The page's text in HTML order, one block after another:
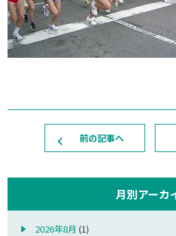
前の記事へ
月別アーカ
2026年8月 (1)